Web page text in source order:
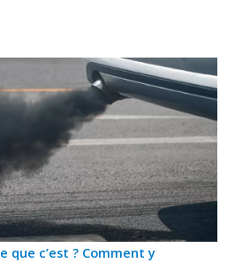
que c’est ? Comment y